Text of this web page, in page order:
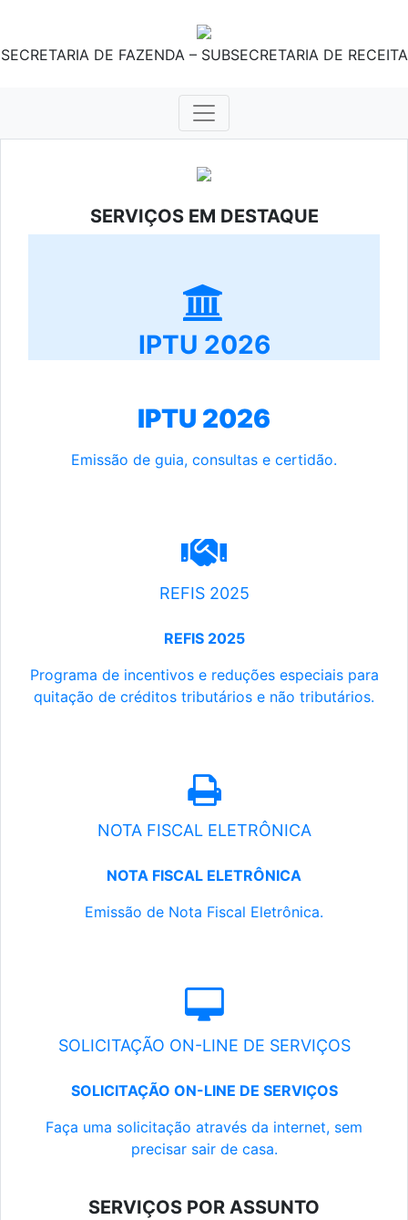
SECRETARIA DE FAZENDA – SUBSECRETARIA DE RECEITA
SERVIÇOS EM DESTAQUE
IPTU 2026
IPTU 2026
Emissão de guia, consultas e certidão.
REFIS 2025
REFIS 2025
Programa de incentivos e reduções especiais para
quitação de créditos tributários e não tributários.
NOTA FISCAL ELETRÔNICA
NOTA FISCAL ELETRÔNICA
Emissão de Nota Fiscal Eletrônica.
SOLICITAÇÃO ON-LINE DE SERVIÇOS
SOLICITAÇÃO ON-LINE DE SERVIÇOS
Faça uma solicitação através da internet, sem
precisar sair de casa.
SERVIÇOS POR ASSUNTO